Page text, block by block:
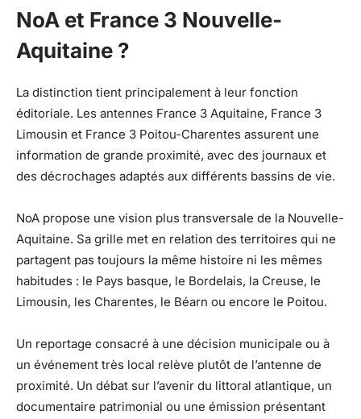
NoA et France 3 Nouvelle-
Aquitaine ?
La distinction tient principalement à leur fonction
éditoriale. Les antennes France 3 Aquitaine, France 3
Limousin et France 3 Poitou-Charentes assurent une
information de grande proximité, avec des journaux et
des décrochages adaptés aux différents bassins de vie.
NoA propose une vision plus transversale de la Nouvelle-
Aquitaine. Sa grille met en relation des territoires qui ne
partagent pas toujours la même histoire ni les mêmes
habitudes : le Pays basque, le Bordelais, la Creuse, le
Limousin, les Charentes, le Béarn ou encore le Poitou.
Un reportage consacré à une décision municipale ou à
un événement très local relève plutôt de l’antenne de
proximité. Un débat sur l’avenir du littoral atlantique, un
documentaire patrimonial ou une émission présentant